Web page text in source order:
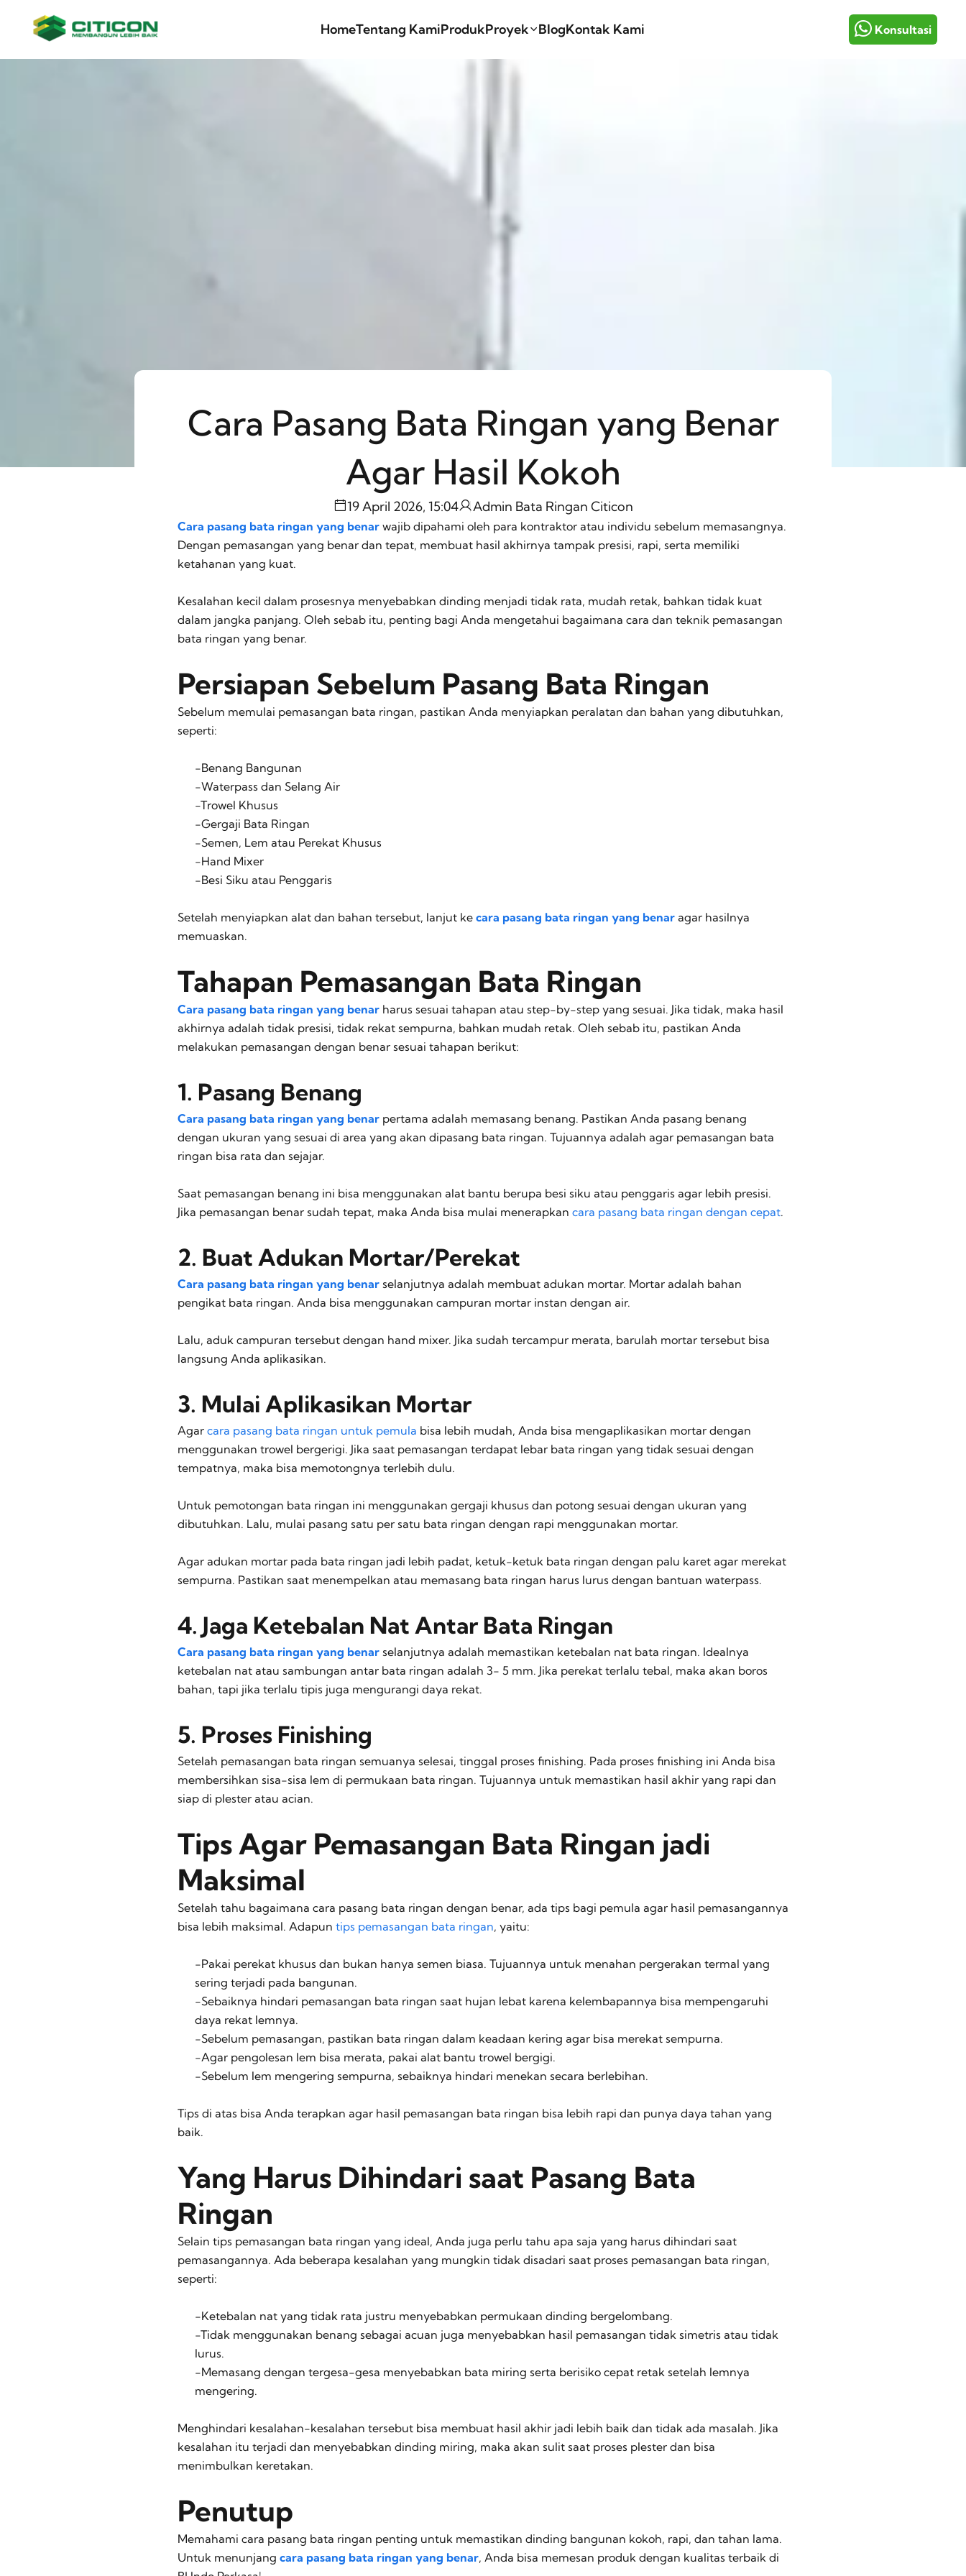
HomeTentang KamiProdukProyek BlogKontak Kami Konsultasi
Cara Pasang Bata Ringan yang Benar
Agar Hasil Kokoh
19 April 2026, 15:04 Admin Bata Ringan Citicon
Cara pasang bata ringan yang benar wajib dipahami oleh para kontraktor atau individu sebelum memasangnya.
Dengan pemasangan yang benar dan tepat, membuat hasil akhirnya tampak presisi, rapi, serta memiliki
ketahanan yang kuat.
Kesalahan kecil dalam prosesnya menyebabkan dinding menjadi tidak rata, mudah retak, bahkan tidak kuat
dalam jangka panjang. Oleh sebab itu, penting bagi Anda mengetahui bagaimana cara dan teknik pemasangan
bata ringan yang benar.
Persiapan Sebelum Pasang Bata Ringan
Sebelum memulai pemasangan bata ringan, pastikan Anda menyiapkan peralatan dan bahan yang dibutuhkan,
seperti:
-Benang Bangunan
-Waterpass dan Selang Air
-Trowel Khusus
-Gergaji Bata Ringan
-Semen, Lem atau Perekat Khusus
-Hand Mixer
-Besi Siku atau Penggaris
Setelah menyiapkan alat dan bahan tersebut, lanjut ke cara pasang bata ringan yang benar agar hasilnya
memuaskan.
Tahapan Pemasangan Bata Ringan
Cara pasang bata ringan yang benar harus sesuai tahapan atau step-by-step yang sesuai. Jika tidak, maka hasil
akhirnya adalah tidak presisi, tidak rekat sempurna, bahkan mudah retak. Oleh sebab itu, pastikan Anda
melakukan pemasangan dengan benar sesuai tahapan berikut:
1. Pasang Benang
Cara pasang bata ringan yang benar pertama adalah memasang benang. Pastikan Anda pasang benang
dengan ukuran yang sesuai di area yang akan dipasang bata ringan. Tujuannya adalah agar pemasangan bata
ringan bisa rata dan sejajar.
Saat pemasangan benang ini bisa menggunakan alat bantu berupa besi siku atau penggaris agar lebih presisi.
Jika pemasangan benar sudah tepat, maka Anda bisa mulai menerapkan cara pasang bata ringan dengan cepat.
2. Buat Adukan Mortar/Perekat
Cara pasang bata ringan yang benar selanjutnya adalah membuat adukan mortar. Mortar adalah bahan
pengikat bata ringan. Anda bisa menggunakan campuran mortar instan dengan air.
Lalu, aduk campuran tersebut dengan hand mixer. Jika sudah tercampur merata, barulah mortar tersebut bisa
langsung Anda aplikasikan.
3. Mulai Aplikasikan Mortar
Agar cara pasang bata ringan untuk pemula bisa lebih mudah, Anda bisa mengaplikasikan mortar dengan
menggunakan trowel bergerigi. Jika saat pemasangan terdapat lebar bata ringan yang tidak sesuai dengan
tempatnya, maka bisa memotongnya terlebih dulu.
Untuk pemotongan bata ringan ini menggunakan gergaji khusus dan potong sesuai dengan ukuran yang
dibutuhkan. Lalu, mulai pasang satu per satu bata ringan dengan rapi menggunakan mortar.
Agar adukan mortar pada bata ringan jadi lebih padat, ketuk-ketuk bata ringan dengan palu karet agar merekat
sempurna. Pastikan saat menempelkan atau memasang bata ringan harus lurus dengan bantuan waterpass.
4. Jaga Ketebalan Nat Antar Bata Ringan
Cara pasang bata ringan yang benar selanjutnya adalah memastikan ketebalan nat bata ringan. Idealnya
ketebalan nat atau sambungan antar bata ringan adalah 3- 5 mm. Jika perekat terlalu tebal, maka akan boros
bahan, tapi jika terlalu tipis juga mengurangi daya rekat.
5. Proses Finishing
Setelah pemasangan bata ringan semuanya selesai, tinggal proses finishing. Pada proses finishing ini Anda bisa
membersihkan sisa-sisa lem di permukaan bata ringan. Tujuannya untuk memastikan hasil akhir yang rapi dan
siap di plester atau acian.
Tips Agar Pemasangan Bata Ringan jadi
Maksimal
Setelah tahu bagaimana cara pasang bata ringan dengan benar, ada tips bagi pemula agar hasil pemasangannya
bisa lebih maksimal. Adapun tips pemasangan bata ringan, yaitu:
-Pakai perekat khusus dan bukan hanya semen biasa. Tujuannya untuk menahan pergerakan termal yang
sering terjadi pada bangunan.
-Sebaiknya hindari pemasangan bata ringan saat hujan lebat karena kelembapannya bisa mempengaruhi
daya rekat lemnya.
-Sebelum pemasangan, pastikan bata ringan dalam keadaan kering agar bisa merekat sempurna.
-Agar pengolesan lem bisa merata, pakai alat bantu trowel bergigi.
-Sebelum lem mengering sempurna, sebaiknya hindari menekan secara berlebihan.
Tips di atas bisa Anda terapkan agar hasil pemasangan bata ringan bisa lebih rapi dan punya daya tahan yang
baik.
Yang Harus Dihindari saat Pasang Bata
Ringan
Selain tips pemasangan bata ringan yang ideal, Anda juga perlu tahu apa saja yang harus dihindari saat
pemasangannya. Ada beberapa kesalahan yang mungkin tidak disadari saat proses pemasangan bata ringan,
seperti:
-Ketebalan nat yang tidak rata justru menyebabkan permukaan dinding bergelombang.
-Tidak menggunakan benang sebagai acuan juga menyebabkan hasil pemasangan tidak simetris atau tidak
lurus.
-Memasang dengan tergesa-gesa menyebabkan bata miring serta berisiko cepat retak setelah lemnya
mengering.
Menghindari kesalahan-kesalahan tersebut bisa membuat hasil akhir jadi lebih baik dan tidak ada masalah. Jika
kesalahan itu terjadi dan menyebabkan dinding miring, maka akan sulit saat proses plester dan bisa
menimbulkan keretakan.
Penutup
Memahami cara pasang bata ringan penting untuk memastikan dinding bangunan kokoh, rapi, dan tahan lama.
Untuk menunjang cara pasang bata ringan yang benar, Anda bisa memesan produk dengan kualitas terbaik di